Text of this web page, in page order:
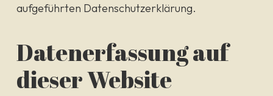
aufgeführten Datenschutzerklärung.
Datenerfassung auf
dieser Website